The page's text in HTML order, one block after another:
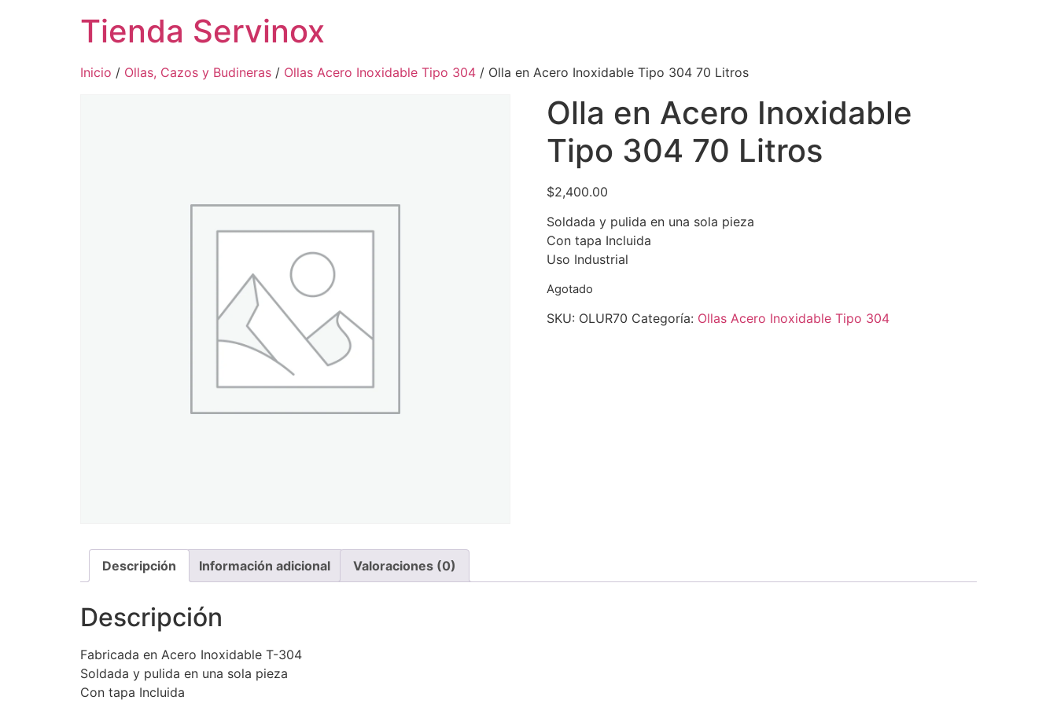
Tienda Servinox
Inicio / Ollas, Cazos y Budineras / Ollas Acero Inoxidable Tipo 304 / Olla en Acero Inoxidable Tipo 304 70 Litros
Olla en Acero Inoxidable
Tipo 304 70 Litros
$2,400.00
Soldada y pulida en una sola pieza
Con tapa Incluida
Uso Industrial
Agotado
SKU: OLUR70 Categoría: Ollas Acero Inoxidable Tipo 304
Descripción Información adicional Valoraciones (0)
Descripción
Fabricada en Acero Inoxidable T-304
Soldada y pulida en una sola pieza
Con tapa Incluida